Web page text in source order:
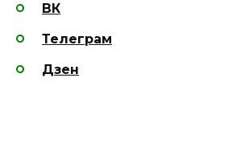
ВК
Телеграм
Дзен